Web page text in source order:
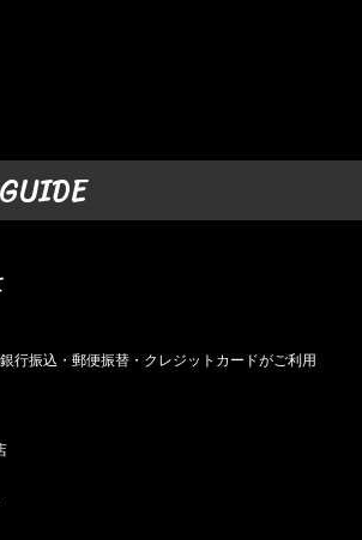
行振込・郵便振替・クレジットカードがご利用